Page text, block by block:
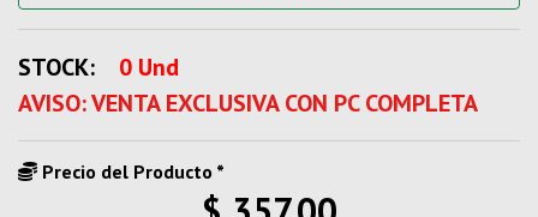
STOCK:
0 Und
AVISO: VENTA EXCLUSIVA CON PC COMPLETA
Precio del Producto *